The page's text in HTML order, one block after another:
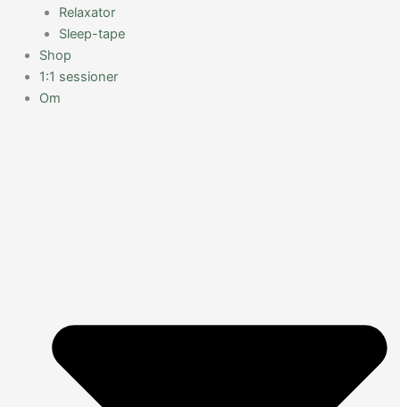
Relaxator
Sleep-tape
Shop
1:1 sessioner
Om